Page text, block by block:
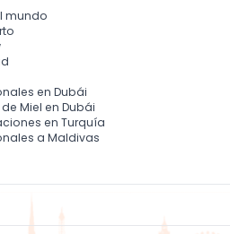
mundo
en Dubái
Miel en Dubái
en Turquía
a Maldivas